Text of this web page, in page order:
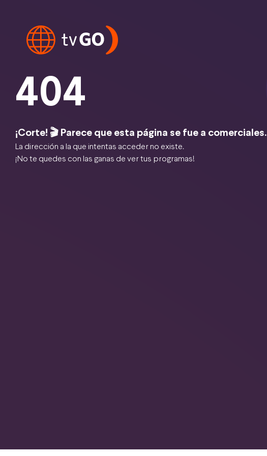
404
¡Corte! 🎬 Parece que esta página se fue a comerciales.
La dirección a la que intentas acceder no existe.
¡No te quedes con las ganas de ver tus programas!